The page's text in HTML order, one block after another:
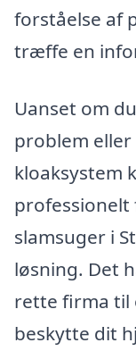
forståelse af
træffe en
Uanset om
problem
kloaksystem
professionelt
slamsuger i
løsning. Det
rette firma til
beskytte dit